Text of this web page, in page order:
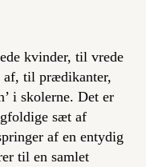
kvinder, til vrede
af, til prædikanter,
i skolerne. Det er
sæt af
af en entydig
til en samlet